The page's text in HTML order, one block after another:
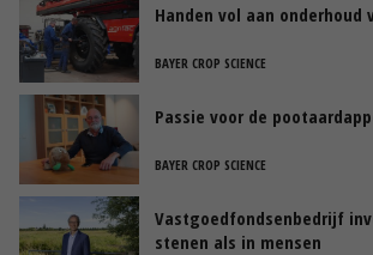
Handen vol aan
BAYER CROP SCIENCE
Passie voor de
BAYER CROP SCIENCE
Vastgoedfondsenbedrijf
stenen als in mensen